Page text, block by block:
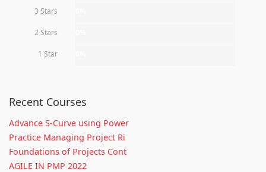
3 Stars
2 Stars
1 Star
Recent Courses
Advance S-Curve using Power
Practice Managing Project Ri
Foundations of Projects Cont
AGILE IN PMP 2022